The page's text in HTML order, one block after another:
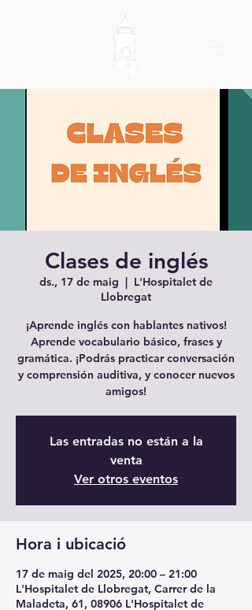
Clases de inglés
ds., 17 de maig
  |
L'Hospitalet de
Llobregat
¡Aprende inglés con hablantes nativos!
Aprende vocabulario básico, frases y
gramática. ¡Podrás practicar conversación
y comprensión auditiva, y conocer nuevos
amigos!
Las entradas no están a la
venta
Ver otros eventos
Hora i ubicació
17 de maig del 2025, 20:00 – 21:00
L'Hospitalet de Llobregat, Carrer de la
Maladeta, 61, 08906 L'Hospitalet de